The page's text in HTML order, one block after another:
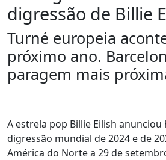
digressão de Billie
Turné europeia
próximo ano.
paragem mais
A estrela pop Billie Eilish anunciou
digressão mundial de 2024 e de
América do Norte a 29 de